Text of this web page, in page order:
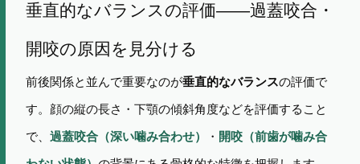
垂直的なバランスの評価——過蓋咬合・
開咬の原因を見分ける
前後関係と並んで重要なのが垂直的なバランスの評価で
す。顔の縦の長さ・下顎の傾斜角度などを評価すること
で、 過蓋咬合（深い噛み合わせ） ・ 開咬（前歯が噛み合